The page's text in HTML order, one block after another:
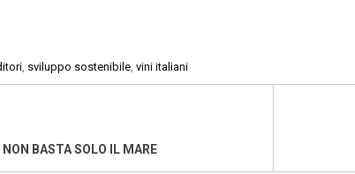
, sviluppo sostenibile, vini italiani
BASTA SOLO IL MARE